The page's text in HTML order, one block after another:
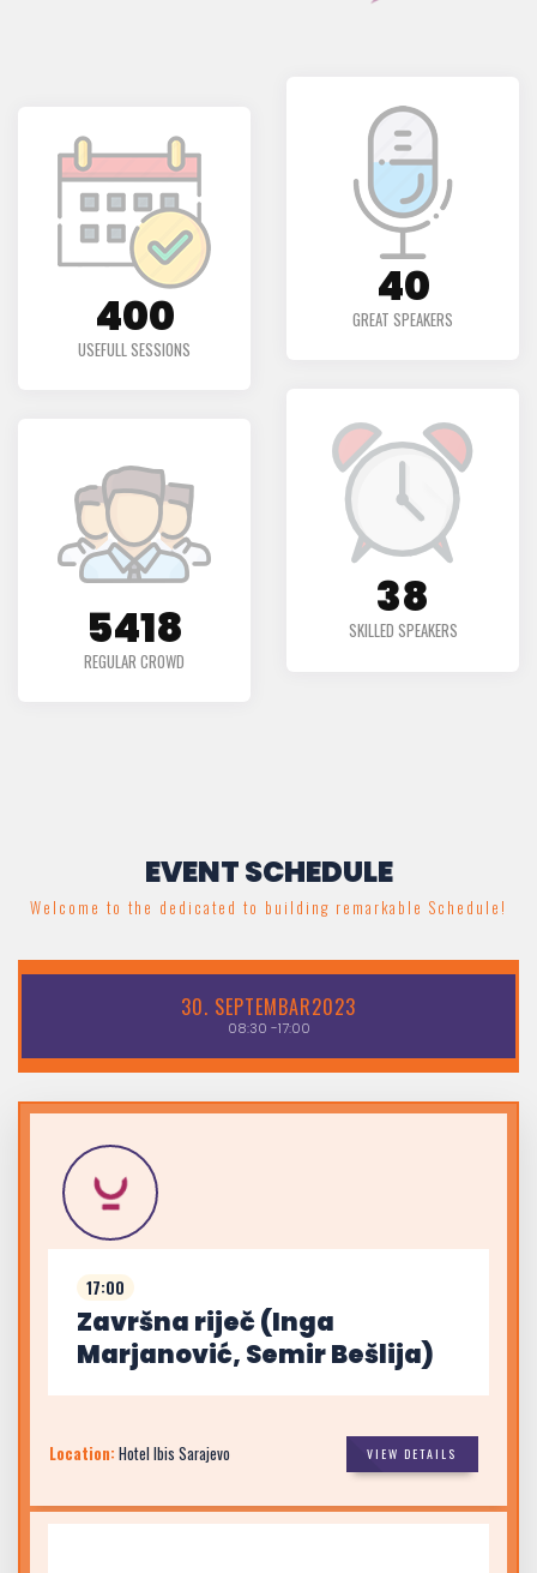
500
USEFULL SESSIONS
50
GREAT SPEAKERS
6972
REGULAR CROWD
49
SKILLED SPEAKERS
EVENT SCHEDULE
Welcome to the dedicated to building remarkable Schedule!
30. SEPTEMBAR2023
08:30 -17:00
17:00
Završna riječ (Inga
Marjanović, Semir Bešlija)
VIEW DETAILS
Location: Hotel Ibis Sarajevo